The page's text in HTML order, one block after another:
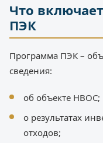
Что
ПЭК
Программа ПЭК –
сведения:
об объекте НВОС;
о результатах
отходов;